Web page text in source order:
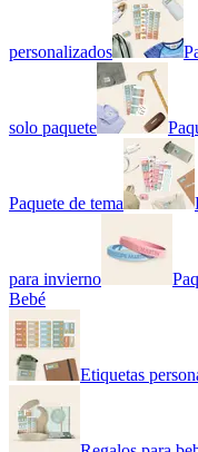
personalizados
solo paquete
Paquete de tema
para invierno
Bebé
Etiquetas